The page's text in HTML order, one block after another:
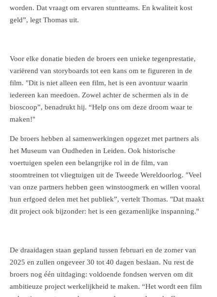
worden. Dat vraagt om ervaren stuntteams. En kwaliteit kost
geld”, legt Thomas uit.
Voor elke donatie bieden de broers een unieke tegenprestatie,
variërend van storyboards tot een kans om te figureren in de
film. "Dit is niet alleen een film, het is een avontuur waarin
iedereen kan meedoen. Zowel achter de schermen als in de
bioscoop”, benadrukt hij. “Help ons om deze droom waar te
maken!"
De broers hebben al samenwerkingen opgezet met partners als
het Museum van Oudheden in Leiden. Ook historische
voertuigen spelen een belangrijke rol in de film, van
stoomtreinen tot vliegtuigen uit de Tweede Wereldoorlog. "Veel
van onze partners hebben geen winstoogmerk en willen vooral
hun erfgoed delen met het publiek”, vertelt Thomas. "Dat maakt
dit project ook bijzonder: het is een gezamenlijke inspanning."
De draaidagen staan gepland tussen februari en de zomer van
2025 en zullen ongeveer 30 tot 40 dagen beslaan. Nu rest de
broers nog één uitdaging: voldoende fondsen werven om dit
ambitieuze project werkelijkheid te maken. “Het wordt een film